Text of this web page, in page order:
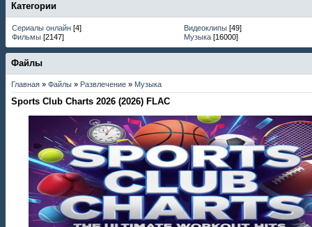
Категории
Сериалы онлайн [4] Видеоклипы [49]
Фильмы [2147] Музыка [16000]
Файлы
Главная » Файлы » Развлечение » Музыка
Sports Club Charts 2026 (2026) FLAC